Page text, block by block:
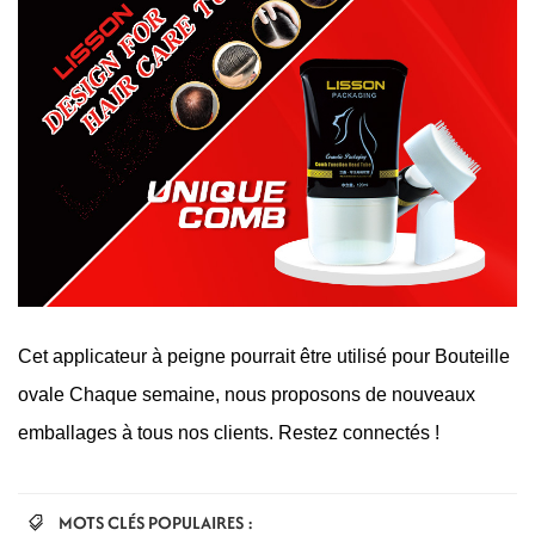
Cet applicateur à peigne pourrait être utilisé pour Bouteille
ovale Chaque semaine, nous proposons de nouveaux
emballages à tous nos clients. Restez connectés !
MOTS CLÉS POPULAIRES :